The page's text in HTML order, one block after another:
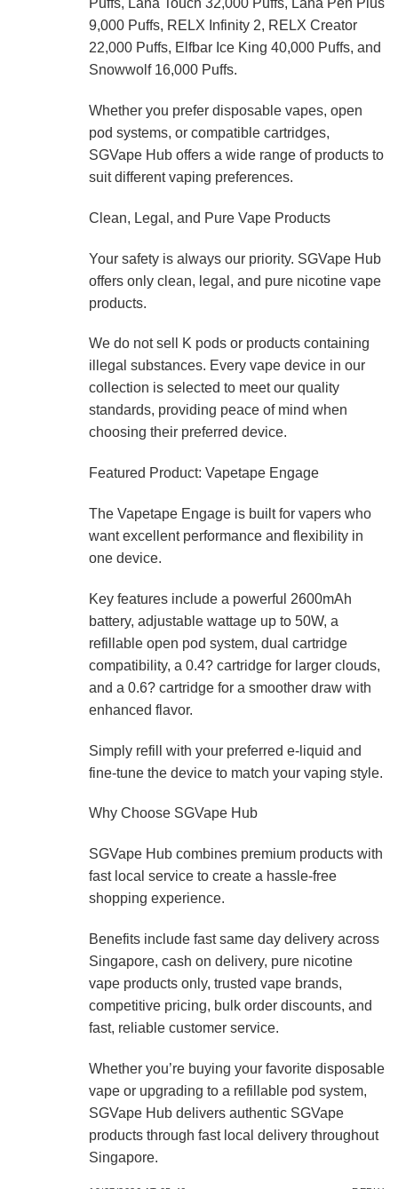
Puffs, Lana Touch 32,000 Puffs, Lana Pen Plus
9,000 Puffs, RELX Infinity 2, RELX Creator
22,000 Puffs, Elfbar Ice King 40,000 Puffs, and
Snowwolf 16,000 Puffs.
Whether you prefer disposable vapes, open
pod systems, or compatible cartridges,
SGVape Hub offers a wide range of products to
suit different vaping preferences.
Clean, Legal, and Pure Vape Products
Your safety is always our priority. SGVape Hub
offers only clean, legal, and pure nicotine vape
products.
We do not sell K pods or products containing
illegal substances. Every vape device in our
collection is selected to meet our quality
standards, providing peace of mind when
choosing their preferred device.
Featured Product: Vapetape Engage
The Vapetape Engage is built for vapers who
want excellent performance and flexibility in
one device.
Key features include a powerful 2600mAh
battery, adjustable wattage up to 50W, a
refillable open pod system, dual cartridge
compatibility, a 0.4? cartridge for larger clouds,
and a 0.6? cartridge for a smoother draw with
enhanced flavor.
Simply refill with your preferred e-liquid and
fine-tune the device to match your vaping style.
Why Choose SGVape Hub
SGVape Hub combines premium products with
fast local service to create a hassle-free
shopping experience.
Benefits include fast same day delivery across
Singapore, cash on delivery, pure nicotine
vape products only, trusted vape brands,
competitive pricing, bulk order discounts, and
fast, reliable customer service.
Whether you’re buying your favorite disposable
vape or upgrading to a refillable pod system,
SGVape Hub delivers authentic SGVape
products through fast local delivery throughout
Singapore.